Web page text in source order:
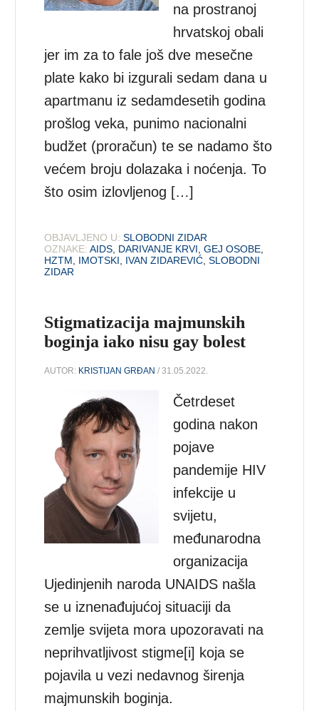
na prostranoj
hrvatskoj obali
jer im za to fale još dve mesečne
plate kako bi izgurali sedam dana u
apartmanu iz sedamdesetih godina
prošlog veka, punimo nacionalni
budžet (proračun) te se nadamo što
većem broju dolazaka i noćenja. To
što osim izlovljenog […]
OBJAVLJENO U: SLOBODNI ZIDAR
OZNAKE: AIDS DARIVANJE KRVI ,GEJ OSOBE
HZTM
IMOTSKI IVAN ZIDAREVIĆ ,SLOBODNI
ZIDAR
Stigmatizacija majmunskih
boginja iako nisu gay bolest
AUTOR: KRISTIJAN GRĐAN / 31.05.2022.
Četrdeset
godina nakon
pojave
pandemije HIV
infekcije u
svijetu,
međunarodna
organizacija
Ujedinjenih naroda UNAIDS našla
se u iznenađujućoj situaciji da
zemlje svijeta mora upozoravati na
neprihvatljivost stigme[i] koja se
pojavila u vezi nedavnog širenja
majmunskih boginja.